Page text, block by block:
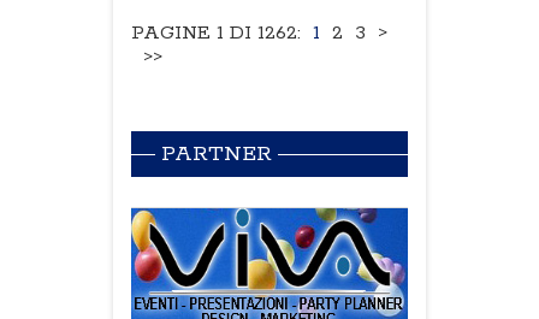
PAGINE 1 DI 1262: 1 2 3 >
>>
PARTNER